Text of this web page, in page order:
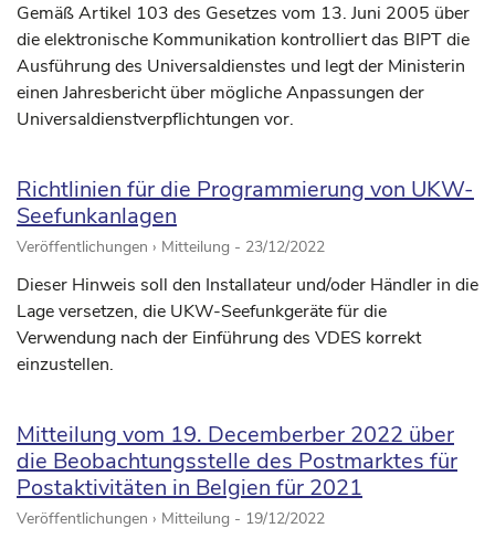
Gemäß Artikel 103 des Gesetzes vom 13. Juni 2005 über
die elektronische Kommunikation kontrolliert das BIPT die
Ausführung des Universaldienstes und legt der Ministerin
einen Jahresbericht über mögliche Anpassungen der
Universaldienstverpflichtungen vor.
Richtlinien für die Programmierung von UKW-
Seefunkanlagen
Veröffentlichungen › Mitteilung - 23/12/2022
Dieser Hinweis soll den Installateur und/oder Händler in die
Lage versetzen, die UKW-Seefunkgeräte für die
Verwendung nach der Einführung des VDES korrekt
einzustellen.
Mitteilung vom 19. Decemberber 2022 über
die Beobachtungsstelle des Postmarktes für
Postaktivitäten in Belgien für 2021
Veröffentlichungen › Mitteilung - 19/12/2022